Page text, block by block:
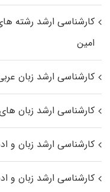
کارشناسی ارشد رﺷﺘﻪ
اﻣﻴﻦ
کارشناسی ارشد زبان
کارشناسی ارشد زبان‌
کارشناسی ارشد زبان و
کارشناسی ارشد زبان و